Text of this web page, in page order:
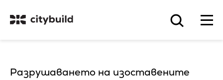
Разрушаването на изоставените